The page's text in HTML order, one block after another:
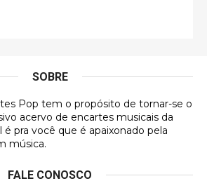
e olhando o encarte aqui, me
SOBRE
Pop tem o propósito de tornar-se o
acervo de encartes musicais da
é pra você que é apaixonado pela
música.
FALE CONOSCO